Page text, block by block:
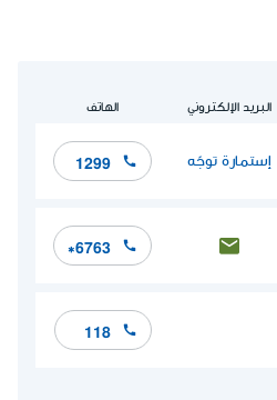
البريد الإلكتروني الهاتف
إستمارة توجّه 1299
*6763
118